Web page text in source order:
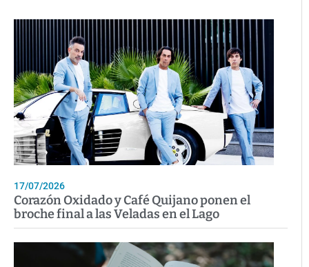
17/07/2026
Corazón Oxidado y Café Quijano ponen el
broche final a las Veladas en el Lago